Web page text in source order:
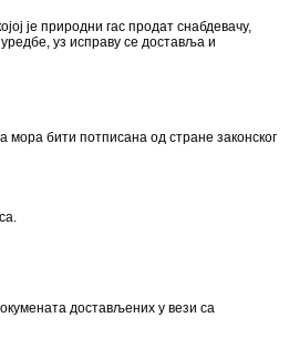
је природни гас продат снабдевачу,
уз исправу се доставља и
мора бити потписана од стране законског
достављених у вези са